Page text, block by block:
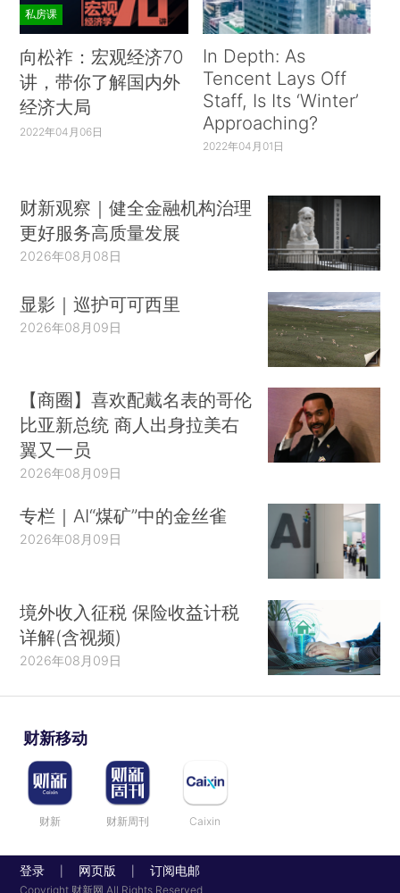
私房课
向松祚：宏观经济70
讲，带你了解国内外
经济大局
2022年04月06日
In Depth: As
Tencent Lays Off
Staff, Is Its ‘Winter’
Approaching?
2022年04月01日
财新观察｜健全金融机构治理
更好服务高质量发展
2026年08月08日
显影｜巡护可可西里
2026年08月09日
【商圈】喜欢配戴名表的哥伦
比亚新总统 商人出身拉美右
翼又一员
2026年08月09日
专栏｜AI“煤矿”中的金丝雀
2026年08月09日
境外收入征税 保险收益计税
详解(含视频)
2026年08月09日
财新移动
财新 财新周刊 Caixin
登录 网页版 订阅电邮
Copyright 财新网 All Rights Reserved